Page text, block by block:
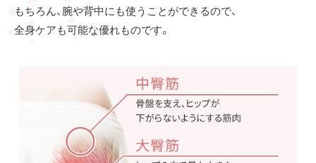
もちろん、腕や背中にも使うことができるので、
全身ケアも可能な優れものです。